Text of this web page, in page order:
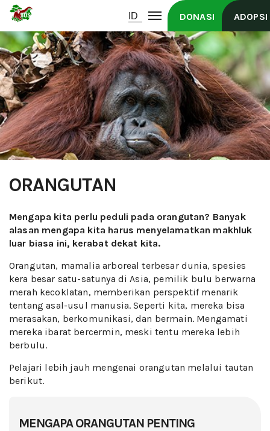
DONASI ADOPSI
ORANGUTAN
Mengapa kita perlu peduli pada orangutan? Banyak
alasan mengapa kita harus menyelamatkan makhluk
luar biasa ini, kerabat dekat kita.
Orangutan, mamalia arboreal terbesar dunia, spesies
kera besar satu-satunya di Asia, pemilik bulu berwarna
merah kecoklatan, memberikan perspektif menarik
tentang asal-usul manusia. Seperti kita, mereka bisa
merasakan, berkomunikasi, dan bermain. Mengamati
mereka ibarat bercermin, meski tentu mereka lebih
berbulu.
Pelajari lebih jauh mengenai orangutan melalui tautan
berikut.
MENGAPA ORANGUTAN PENTING